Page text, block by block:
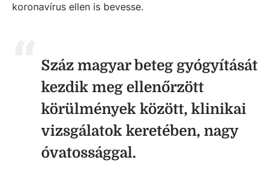
koronavírus ellen is bevesse.
Száz magyar beteg gyógyítását
kezdik meg ellenőrzött
körülmények között, klinikai
vizsgálatok keretében, nagy
óvatossággal.